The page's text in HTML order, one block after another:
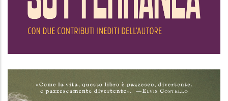
La ferrovia sotterranea